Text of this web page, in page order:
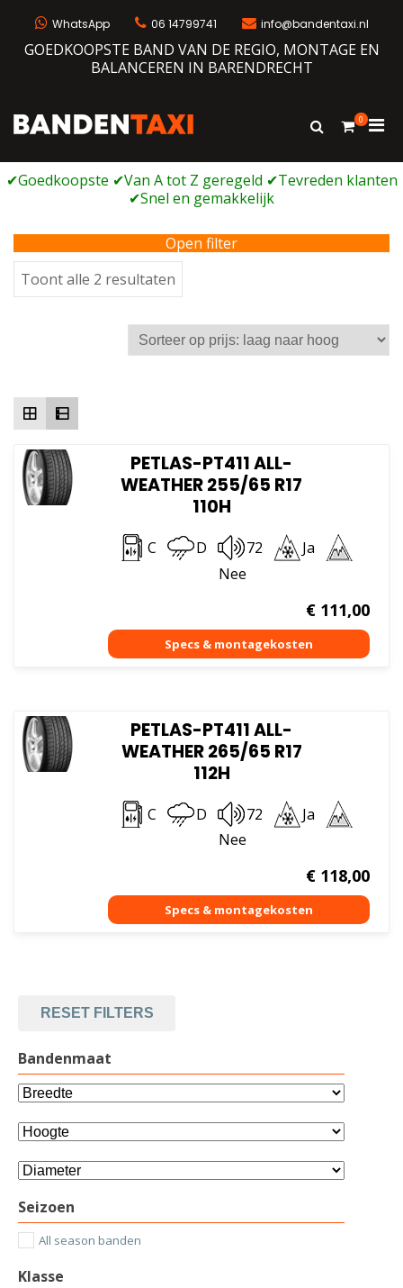
WhatsApp 06 14799741 info@bandentaxi.nl
GOEDKOOPSTE BAND VAN DE REGIO, MONTAGE EN
BALANCEREN IN BARENDRECHT
Bandengarage met eigen webshop
Toon
0
voor
Open filter
Toont alle 2 resultaten
op
prijs:
laag
PETLAS-PT411 ALL-
WEATHER 255/65 R17
110H
C D 72
Ja
Nee
€111,00
PETLAS-PT411 ALL-
WEATHER 265/65 R17
112H
C D 72
Ja
Nee
€118,00
RESET FILTERS
Bandenmaat
Seizoen
All season banden
Klasse